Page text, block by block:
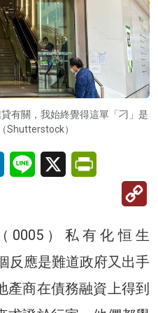
有關，我始終覺得這單「刁」是
Shutterstock）
LinkedInLine X
0005）私有化恒生
反應是難道政府又出手
產商在債務融資上得到